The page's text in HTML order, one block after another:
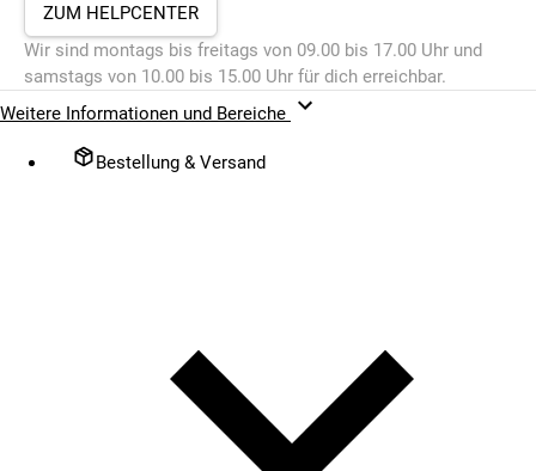
ZUM HELPCENTER
Wir sind montags bis freitags von 09.00 bis 17.00 Uhr und
samstags von 10.00 bis 15.00 Uhr für dich erreichbar.
Weitere Informationen und Bereiche
Bestellung & Versand